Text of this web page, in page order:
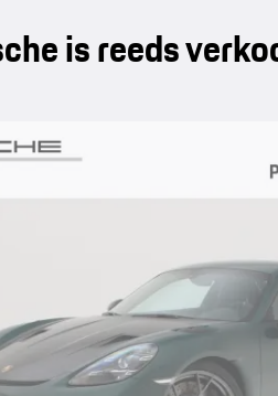
is reeds